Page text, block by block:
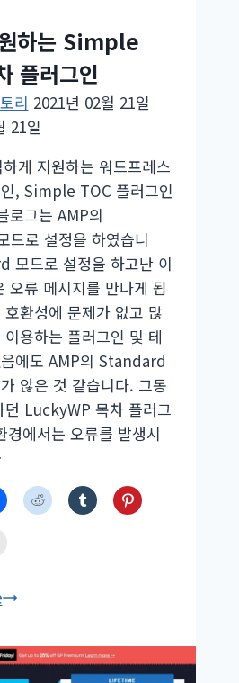
포 하는 Simple
플러그인
리 2021년 02월 21일
21일
게 지원하는 워드프레스
, Simple TOC 플러그인
로그는 AMP의
로 설정을 하였습니
모드로 설정을 하고난 이
오류 메시지를 만나게 됩
호환성에 문제가 없고 많
용하는 플러그인 및 테
에도 AMP의 Standard
않은 것 같습니다. 그동
던 LuckyWP 목차 플러그
경에서는 오류를 발생시
AMP
원
하